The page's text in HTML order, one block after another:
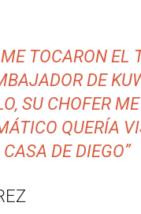
TOCARON EL
DE
SU CHOFER
QUERÍA
CASA DE DIEGO”